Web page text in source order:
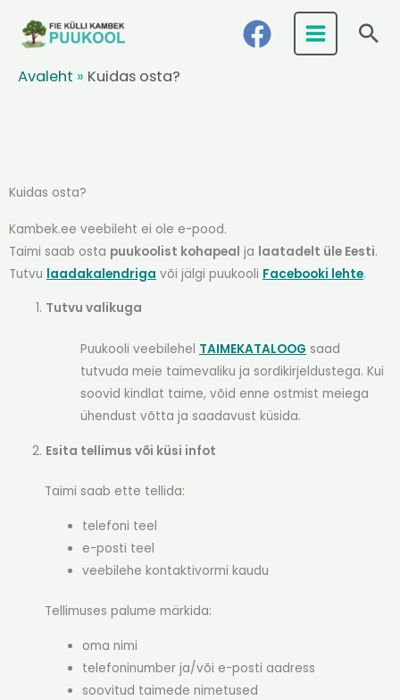
Avaleht » Kuidas osta?
Kuidas osta?
Kambek.ee veebileht ei ole e-pood.
Taimi saab osta puukoolist kohapeal ja laatadelt üle Eesti.
Tutvu laadakalendriga või jälgi puukooli Facebooki lehte.
Tutvu valikuga
Puukooli veebilehel TAIMEKATALOOG saad
tutvuda meie taimevaliku ja sordikirjeldustega. Kui
soovid kindlat taime, võid enne ostmist meiega
ühendust võtta ja saadavust küsida.
Esita tellimus või küsi infot
Taimi saab ette tellida:
telefoni teel
e-posti teel
veebilehe kontaktivormi kaudu
Tellimuses palume märkida:
oma nimi
telefoninumber ja/või e-posti aadress
soovitud taimede nimetused